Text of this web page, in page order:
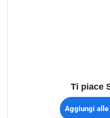
Ti piace
Aggiungi